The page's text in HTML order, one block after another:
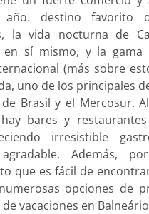
destino favorito
la vida nocturna de
en sí mismo, y la gama
(más sobre
uno de los principales
Brasil y el Mercosur.
bares y
irresistible
Además,
que es fácil de
opciones de
vacaciones en